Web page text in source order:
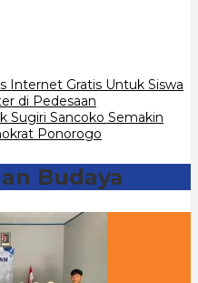
Internet Gratis Untuk Siswa
di Pedesaan
Sugiri Sancoko Semakin
Ponorogo
Budaya